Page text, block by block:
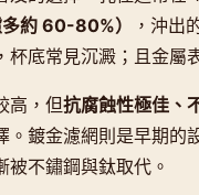
約 60-80%）
，沖出
杯底常見沉澱；且金屬
高，但抗腐蝕性極佳、
。鍍金濾網則是早期的
被不鏽鋼與鈦取代。